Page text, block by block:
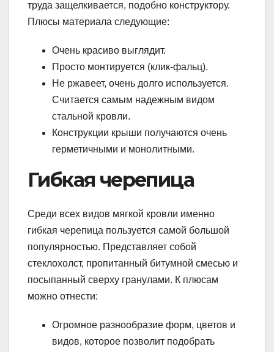
труда защелкивается, подобно конструктору.
Плюсы материала следующие:
Очень красиво выглядит.
Просто монтируется (клик-фальц).
Не ржавеет, очень долго используется.
Считается самым надежным видом
стальной кровли.
Конструкции крыши получаются очень
герметичными и монолитными.
Гибкая черепица
Среди всех видов мягкой кровли именно
гибкая черепица пользуется самой большой
популярностью. Представляет собой
стеклохолст, пропитанный битумной смесью и
посыпанный сверху гранулами. К плюсам
можно отнести:
Огромное разнообразие форм, цветов и
видов, которое позволит подобрать